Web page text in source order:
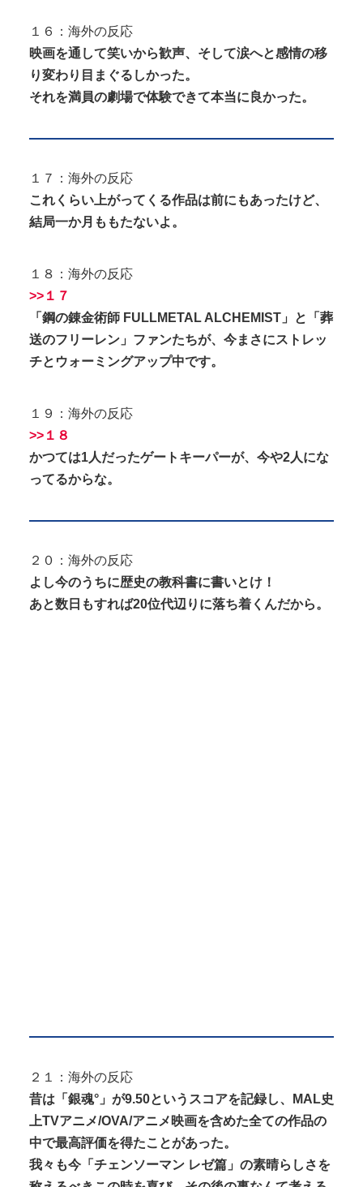
１６：海外の反応
映画を通して笑いから歓声、そして涙へと感情の移
り変わり目まぐるしかった。
それを満員の劇場で体験できて本当に良かった。
１７：海外の反応
これくらい上がってくる作品は前にもあったけど、
結局一か月ももたないよ。
１８：海外の反応
>>１７
「鋼の錬金術師 FULLMETAL ALCHEMIST」と「葬
送のフリーレン」ファンたちが、今まさにストレッ
チとウォーミングアップ中です。
１９：海外の反応
>>１８
かつては1人だったゲートキーパーが、今や2人にな
ってるからな。
２０：海外の反応
よし今のうちに歴史の教科書に書いとけ！
あと数日もすれば20位代辺りに落ち着くんだから。
２１：海外の反応
昔は「銀魂°」が9.50というスコアを記録し、MAL史
上TVアニメ/OVA/アニメ映画を含めた全ての作品の
中で最高評価を得たことがあった。
我々も今「チェンソーマン レゼ篇」の素晴らしさを